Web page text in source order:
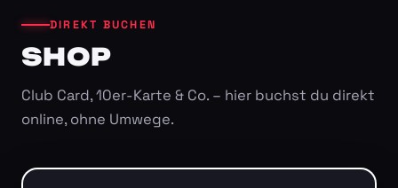
DIREKT BUCHEN
SHOP
Club Card, 10er-Karte & Co. – hier buchst du direkt
online, ohne Umwege.